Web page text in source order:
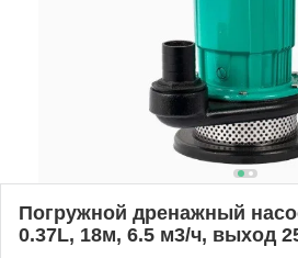
Погружной дренажный
0.37L, 18м, 6.5 м3/ч, выход